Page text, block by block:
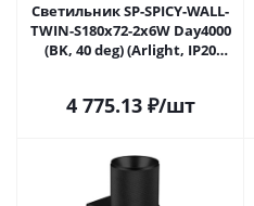
Светильник SP-SPICY-WALL-
TWIN-S180x72-2x6W Day4000
(BK, 40 deg) (Arlight, IP20
4 775.13₽/шт